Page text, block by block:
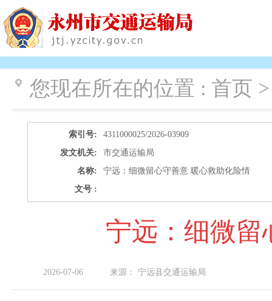
您现在所在的位置 : 首页
索引号:
4311000025/2026-03909
发文机关:
市交通运输局
名称:
宁远：细微留心守善意 暖心救助化险情
文号 :
宁远：细微留
2026-07-06 来源： 宁远县交通运输局